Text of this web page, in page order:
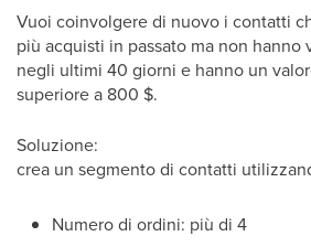
Vuoi coinvolgere di nuovo i contatti
più acquisti in passato ma non
negli ultimi 40 giorni e hanno un
superiore a 800 $.
Soluzione:
crea un segmento di contatti
Numero di ordini: più di 4